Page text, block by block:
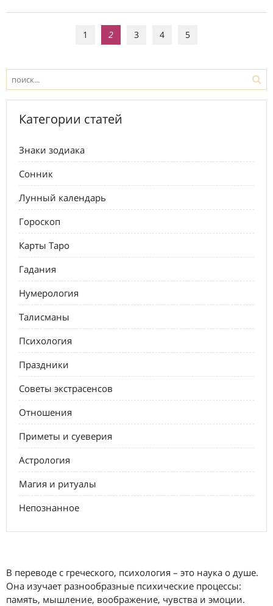
1 2 3 4 5
Категории статей
Знаки зодиака
Сонник
Лунный календарь
Гороскоп
Карты Таро
Гадания
Нумерология
Талисманы
Психология
Праздники
Советы экстрасенсов
Отношения
Приметы и суеверия
Астрология
Магия и ритуалы
Непознанное
В переводе с греческого, психология – это наука о душе.
Она изучает разнообразные психические процессы:
память, мышление, воображение, чувства и эмоции.